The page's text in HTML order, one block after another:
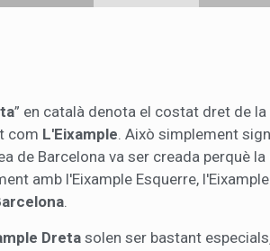
” en català denota el costat dret de
com L'Eixample. Això simplement
de Barcelona va ser creada perquè
amb l'Eixample Esquerre,
.
Dreta solen ser bastant